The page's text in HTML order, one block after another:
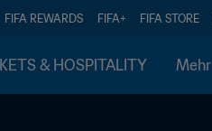
FIFA REWARDS FIFA+ FIFA STORE
& HOSPITALITY Mehr